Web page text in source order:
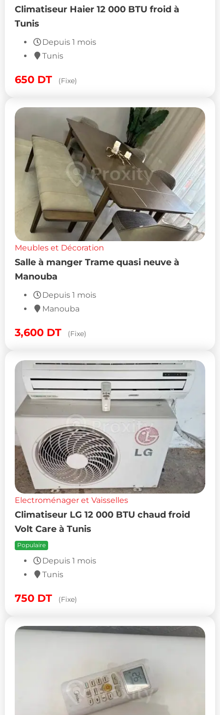
Climatiseur Haier 12 000 BTU froid à
Tunis
Depuis 1 mois
Tunis
650 DT (Fixe)
Meubles et Décoration
Salle à manger Trame quasi neuve à
Manouba
Depuis 1 mois
Manouba
3,600 DT (Fixe)
Electroménager et Vaisselles
Climatiseur LG 12 000 BTU chaud froid
Volt Care à Tunis
Populaire
Depuis 1 mois
Tunis
750 DT (Fixe)